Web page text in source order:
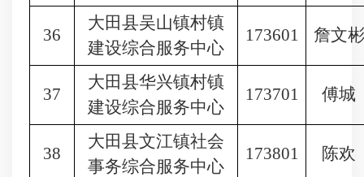
36
大田县吴山镇村镇
建设综合服务中心
173601 詹文彬
37
大田县华兴镇村镇
建设综合服务中心
173701 傅城
38
大田县文江镇社会
事务综合服务中心
173801 陈欢